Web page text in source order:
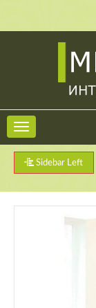
Sidebar Left